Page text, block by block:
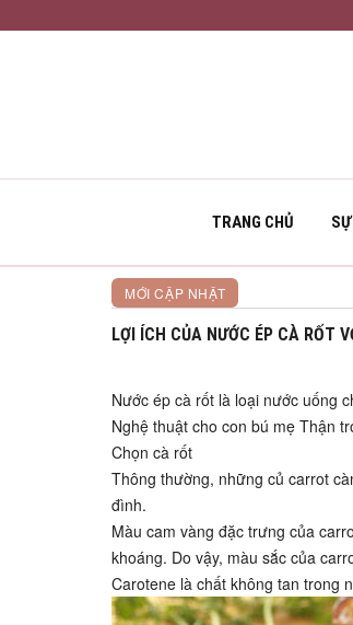
TRANG CHỦ
MỚI CẬP NHẬT
LỢI ÍCH CỦA NƯỚC ÉP CÀ RỐT
Nước ép cà rốt là loại nước uống
Nghệ thuật cho con bú mẹ Thận
Chọn cà rốt
Thông thường, những củ carrot
đình.
Màu cam vàng đặc trưng của
khoáng. Do vậy, màu sắc của
Carotene là chất không tan trong